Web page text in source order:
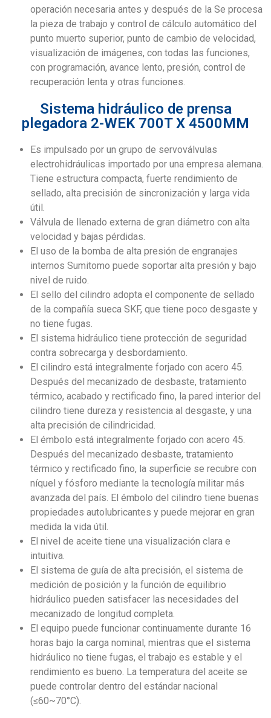
operación necesaria antes y después de la Se procesa
la pieza de trabajo y control de cálculo automático del
punto muerto superior, punto de cambio de velocidad,
visualización de imágenes, con todas las funciones,
con programación, avance lento, presión, control de
recuperación lenta y otras funciones.
Sistema hidráulico de prensa
plegadora 2-WEK 700T X 4500MM
Es impulsado por un grupo de servoválvulas
electrohidráulicas importado por una empresa alemana.
Tiene estructura compacta, fuerte rendimiento de
sellado, alta precisión de sincronización y larga vida
útil.
Válvula de llenado externa de gran diámetro con alta
velocidad y bajas pérdidas.
El uso de la bomba de alta presión de engranajes
internos Sumitomo puede soportar alta presión y bajo
nivel de ruido.
El sello del cilindro adopta el componente de sellado
de la compañía sueca SKF, que tiene poco desgaste y
no tiene fugas.
El sistema hidráulico tiene protección de seguridad
contra sobrecarga y desbordamiento.
El cilindro está integralmente forjado con acero 45.
Después del mecanizado de desbaste, tratamiento
térmico, acabado y rectificado fino, la pared interior del
cilindro tiene dureza y resistencia al desgaste, y una
alta precisión de cilindricidad.
El émbolo está integralmente forjado con acero 45.
Después del mecanizado desbaste, tratamiento
térmico y rectificado fino, la superficie se recubre con
níquel y fósforo mediante la tecnología militar más
avanzada del país. El émbolo del cilindro tiene buenas
propiedades autolubricantes y puede mejorar en gran
medida la vida útil.
El nivel de aceite tiene una visualización clara e
intuitiva.
El sistema de guía de alta precisión, el sistema de
medición de posición y la función de equilibrio
hidráulico pueden satisfacer las necesidades del
mecanizado de longitud completa.
El equipo puede funcionar continuamente durante 16
horas bajo la carga nominal, mientras que el sistema
hidráulico no tiene fugas, el trabajo es estable y el
rendimiento es bueno. La temperatura del aceite se
puede controlar dentro del estándar nacional
(≤60~70°C).